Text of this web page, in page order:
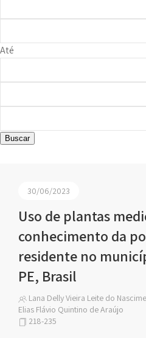
Até
Buscar
30/06/2023
Uso de plantas
conhecimento da
residente no
PE, Brasil
Lana Delly Vieira Leite do
Elias Flávio Quintino de Araújo
218-235